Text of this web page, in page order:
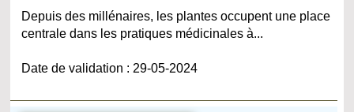
Depuis des millénaires, les plantes occupent une place
centrale dans les pratiques médicinales à...
Date de validation : 29-05-2024